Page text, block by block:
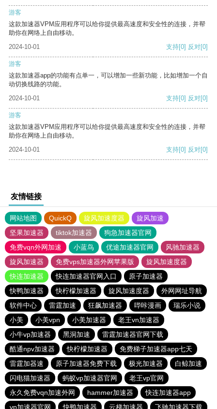
游客
这款加速器VPM应用程序可以给你提供最高速度和安全性的连接，并帮
助你在网络上自由移动。
2024-10-01
支持[0] 反对[0]
游客
这款加速器app的功能有点单一，可以增加一些新功能，比如增加一个自
动切换线路的功能。
2024-10-01
支持[0] 反对[0]
游客
这款加速器VPM应用程序可以给你提供最高速度和安全性的连接，并帮
助你在网络上自由移动。
2024-10-01
支持[0] 反对[0]
友情链接
网站地图 QuickQ 旋风加速度器
旋风加速
坚果加速器
tiktok加速器
狗急加速器官网
免费vqn外网加速
小蓝鸟 优途加速器官网
风驰加速器
旋风加速器
免费vps加速器外网苹果版
旋风加速度器
快连加速器
快连加速器官网入口
原子加速器
快鸭加速器
快柠檬加速器 旋风加速度器
外网网址导航
软件中心
雷霆加速 狂飙加速器 哔咔漫画
瑞乐小说
小美
小美vpn 小美加速器
老王vn加速器
小牛vp加速器
黑洞加速
雷霆加速器官网下载
酷通npv加速器
快柠檬加速器
免费梯子加速器app七天
雷霆加器速
原子加速器免费下载 极光加速器
白鲸加速
闪电猫加速器
蚂蚁vp加速器官网
老王vp官网
永久免费vqn加速外网
hammer加速器
快连加速器app
vp加速器官网
快鸭加速器 云梯加速器 飞驰加速器下载